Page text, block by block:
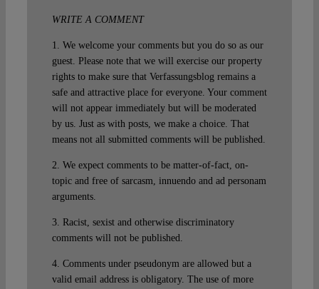
WRITE A COMMENT
1. We welcome your comments but you do so as our
guest. Please note that we will exercise our property
rights to make sure that Verfassungsblog remains a
safe and attractive place for everyone. Your comment
will not appear immediately but will be moderated
by us. Just as with posts, we make a choice. That
means not all submitted comments will be published.
2. We expect comments to be matter-of-fact, on-
topic and free of sarcasm, innuendo and ad personam
arguments.
3. Racist, sexist and otherwise discriminatory
comments will not be published.
4. Comments under pseudonym are allowed but a
valid email address is obligatory. The use of more